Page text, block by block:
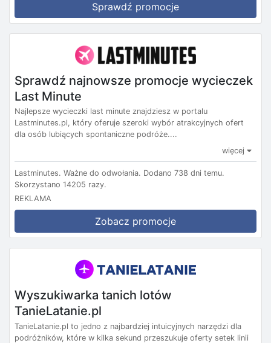
Sprawdź promocje
Sprawdź najnowsze promocje wycieczek
Last Minute
Najlepsze wycieczki last minute znajdziesz w portalu
Lastminutes.pl, który oferuje szeroki wybór atrakcyjnych ofert
dla osób lubiących spontaniczne podróże....
więcej
Lastminutes. Ważne do odwołania. Dodano 738 dni temu.
Skorzystano 14205 razy.
REKLAMA
Zobacz promocje
Wyszukiwarka tanich lotów
TanieLatanie.pl
TanieLatanie.pl to jedno z najbardziej intuicyjnych narzędzi dla
podróżników, które w kilka sekund przeszukuje oferty setek linii